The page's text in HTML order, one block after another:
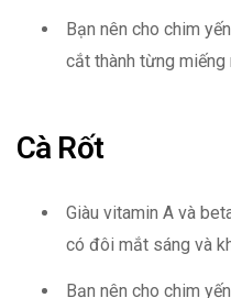
Bạn nên cho chim
cắt thành từng miếng
Cà Rốt
Giàu vitamin A và
có đôi mắt sáng và
Bạn nên cho chim